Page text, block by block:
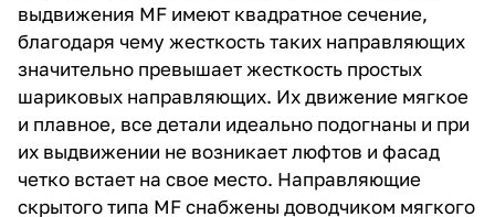
выдвижения MF имеют квадратное сечение,
благодаря чему жесткость таких направляющих
значительно превышает жесткость простых
шариковых направляющих. Их движение мягкое
и плавное, все детали идеально подогнаны и при
их выдвижении не возникает люфтов и фасад
четко встает на свое место. Направляющие
скрытого типа MF снабжены доводчиком мягкого